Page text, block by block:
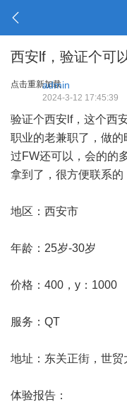
西安lf，验证个可
点击重新加载
admin
2024-3-12 17:45:39
验证个西安lf，这个西
职业的老兼职了，做
过FW还可以，会的的
拿到了，很方便联系的
地区：西安市
年龄：25岁-30岁
价格：400，y：1000
服务：QT
地址：东关正街，世贸
体验报告：